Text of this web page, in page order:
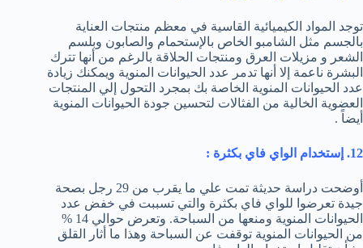
توجد المواد الكيميائية القاسية في معظم منتجات العناية
بالجسم مثل الشامبو الخاص بالإستحمام والصابون وبلسم
الشعر و مزيلات العرق ومنتجات الحلاقة بالرغم من أنها تترك
البشرة ناعمة إلا أنها تدمر عدد الحيوانات المنوية ويمكنك زيادة
عدد الحيوانات المنوية الخاصة بك بمجرد التحول إلي المنتجات
العضوية الخالية من الفثالات لتحسين جودة الحيوانات المنوية
أيضاً .
12. إستخدام الواي فاي بكثرة :
أوضحت دراسة حديثة تمت علي ما يقرب من 29 رجل بصحة
جيدة تعرضوا للواي فاي بكثرة والتي تسببت في خفض عدد
الحيوانات المنوية ومنعها من السباحة. وتعرض حوالي 14 %
من الحيوانات المنوية توقفت عن السباحة وهذا ما أثار القلق